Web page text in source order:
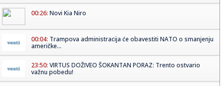
00:26: Novi Kia Niro
00:04: Trampova administracija će obavestiti NATO o smanjenju
američke...
23:50: VIRTUS DOŽIVEO ŠOKANTAN PORAZ: Trento ostvario
važnu pobedu!